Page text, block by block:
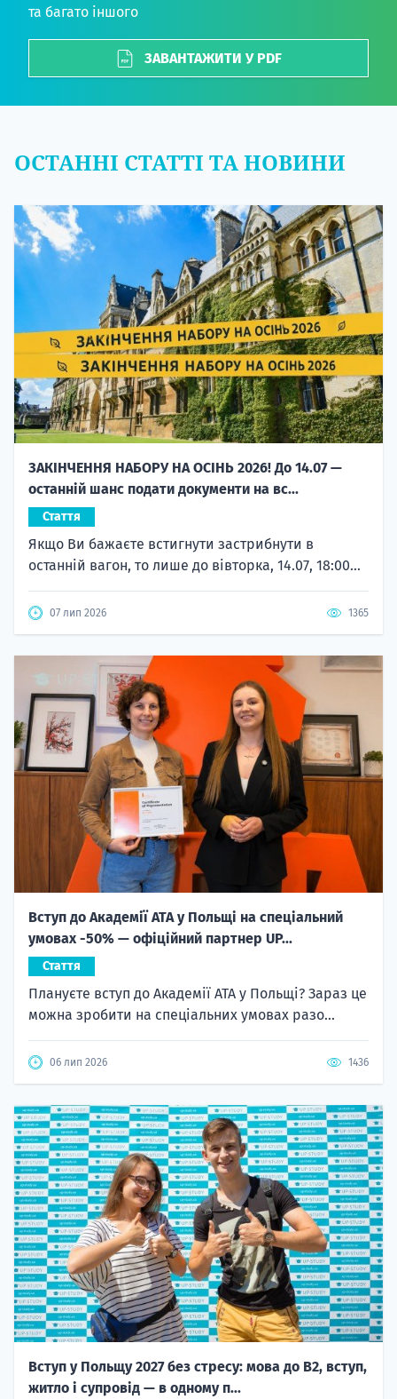
та багато іншого
ЗАВАНТАЖИТИ У PDF
ОСТАННІ СТАТТІ ТА НОВИНИ
ЗАКІНЧЕННЯ НАБОРУ НА ОСІНЬ 2026! До 14.07 —
останній шанс подати документи на вс...
Стаття
Якщо Ви бажаєте встигнути застрибнути в
останній вагон, то лише до вівторка, 14.07, 18:00...
07 лип 2026 1365
Вступ до Академії ATA у Польщі на спеціальний
умовах -50% — офіційний партнер UP...
Стаття
Плануєте вступ до Академії ATA у Польщі? Зараз це
можна зробити на спеціальних умовах разо...
06 лип 2026 1436
Вступ у Польщу 2027 без стресу: мова до B2, вступ,
житло і супровід — в одному п...